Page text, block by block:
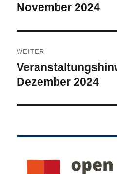
Beitrag:
November 2024
WEITER
Nächster
Beitrag:
Dezember 2024